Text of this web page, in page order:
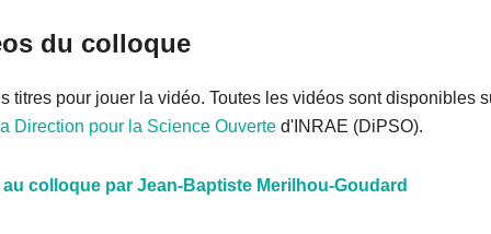
du colloque
titres pour jouer la vidéo. Toutes les vidéos sont disponibles
Direction pour la Science Ouverte d'INRAE (DiPSO).
colloque par Jean-Baptiste Merilhou-Goudard